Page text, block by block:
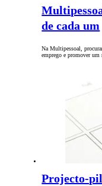
de cada um
Na Multipessoal,
emprego e promover
Projecto-